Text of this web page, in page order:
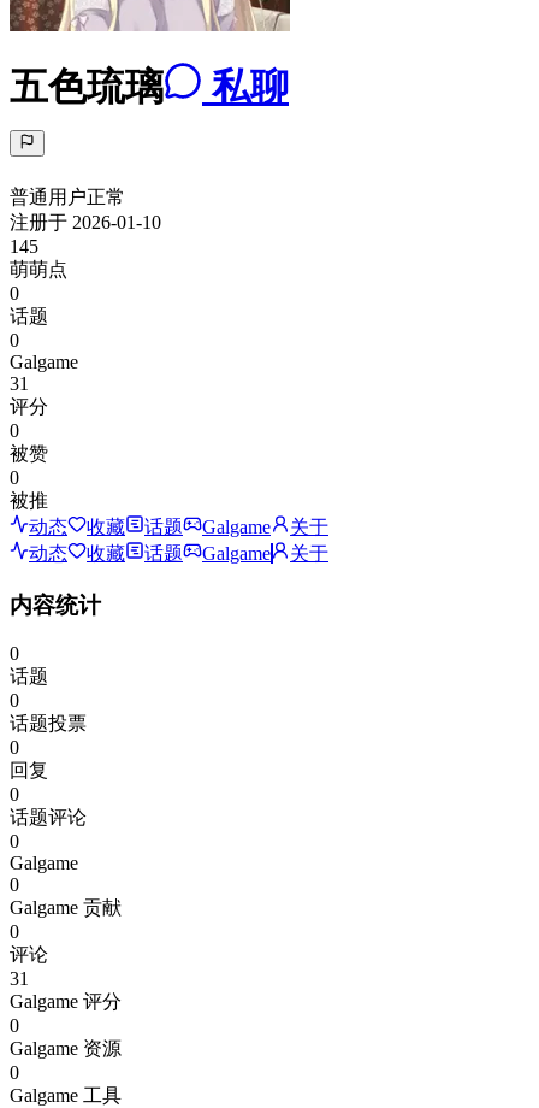
五色琉璃 私聊
普通用户正常
注册于 2026-01-10
145
萌萌点
0
话题
0
Galgame
31
评分
0
被赞
0
被推
动态
收藏 话题 Galgame
关于
动态
收藏 话题 Galgame 关于
内容统计
0
话题
0
话题投票
0
回复
0
话题评论
0
Galgame
0
Galgame 贡献
0
评论
31
Galgame 评分
0
Galgame 资源
0
Galgame 工具